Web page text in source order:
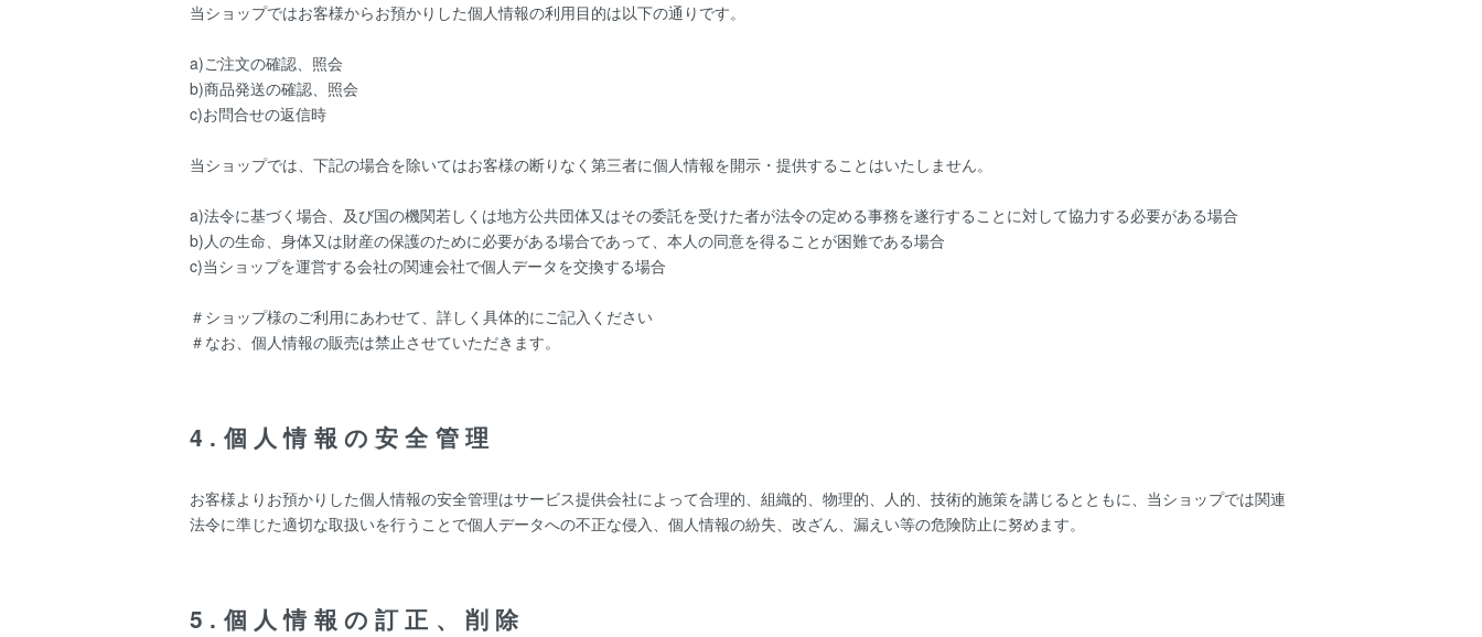
当ショップではお客様からお預かりした個人情報の利用目的は以下の通りです。
a)ご注文の確認、照会
b)商品発送の確認、照会
c)お問合せの返信時
当ショップでは、下記の場合を除いてはお客様の断りなく第三者に個人情報を開示・提供することはいたしません。
a)法令に基づく場合、及び国の機関若しくは地方公共団体又はその委託を受けた者が法令の定める事務を遂行することに対して協力する必要がある場合
b)人の生命、身体又は財産の保護のために必要がある場合であって、本人の同意を得ることが困難である場合
c)当ショップを運営する会社の関連会社で個人データを交換する場合
＃ショップ様のご利用にあわせて、詳しく具体的にご記入ください
＃なお、個人情報の販売は禁止させていただきます。
4.個人情報の安全管理
お客様よりお預かりした個人情報の安全管理はサービス提供会社によって合理的、組織的、物理的、人的、技術的施策を講じるとともに、当ショップでは関連
法令に準じた適切な取扱いを行うことで個人データへの不正な侵入、個人情報の紛失、改ざん、漏えい等の危険防止に努めます。
5.個人情報の訂正、削除